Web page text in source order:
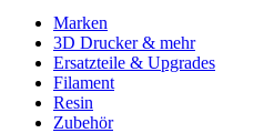
Marken
3D Drucker & mehr
Ersatzteile & Upgrades
Filament
Resin
Zubehör